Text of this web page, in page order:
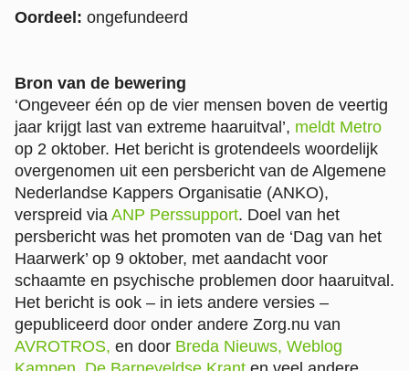
Oordeel: ongefundeerd
Bron van de bewering
‘Ongeveer één op de vier mensen boven de veertig
jaar krijgt last van extreme haaruitval’, meldt Metro
op 2 oktober. Het bericht is grotendeels woordelijk
overgenomen uit een persbericht van de Algemene
Nederlandse Kappers Organisatie (ANKO),
verspreid via ANP Perssupport. Doel van het
persbericht was het promoten van de ‘Dag van het
Haarwerk’ op 9 oktober, met aandacht voor
schaamte en psychische problemen door haaruitval.
Het bericht is ook – in iets andere versies –
gepubliceerd door onder andere Zorg.nu van
AVROTROS, en door Breda Nieuws, Weblog